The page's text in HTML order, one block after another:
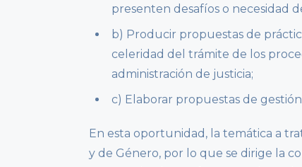
presenten desafíos o necesidad
b) Producir propuestas de
celeridad del trámite de los
administración de justicia;
c) Elaborar propuestas de
En esta oportunidad, la temática a
y de Género, por lo que se dirige la